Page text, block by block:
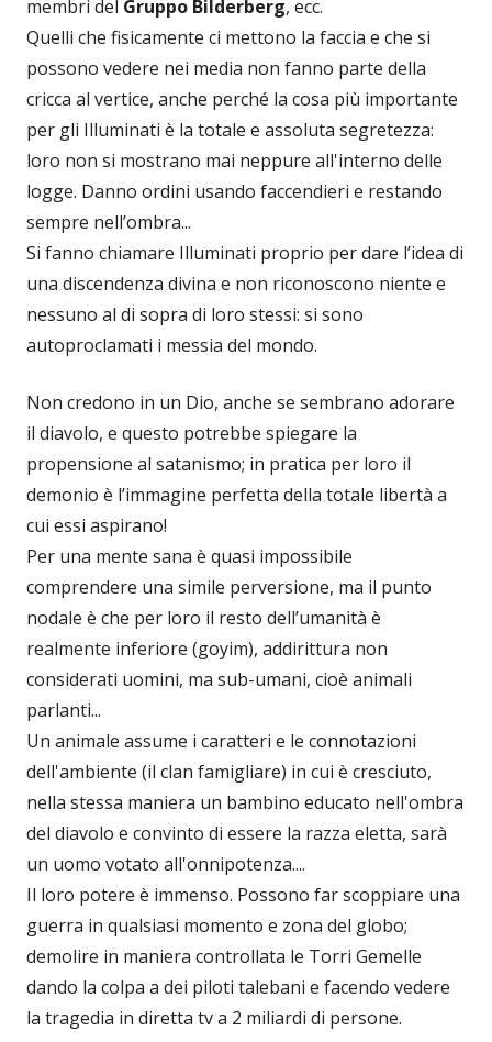
membri del Gruppo Bilderberg, ecc.
Quelli che fisicamente ci mettono la faccia e che si
possono vedere nei media non fanno parte della
cricca al vertice, anche perché la cosa più importante
per gli Illuminati è la totale e assoluta segretezza:
loro non si mostrano mai neppure all'interno delle
logge. Danno ordini usando faccendieri e restando
sempre nell’ombra...
Si fanno chiamare Illuminati proprio per dare l’idea di
una discendenza divina e non riconoscono niente e
nessuno al di sopra di loro stessi: si sono
autoproclamati i messia del mondo.
Non credono in un Dio, anche se sembrano adorare
il diavolo, e questo potrebbe spiegare la
propensione al satanismo; in pratica per loro il
demonio è l’immagine perfetta della totale libertà a
cui essi aspirano!
Per una mente sana è quasi impossibile
comprendere una simile perversione, ma il punto
nodale è che per loro il resto dell’umanità è
realmente inferiore (goyim), addirittura non
considerati uomini, ma sub-umani, cioè animali
parlanti...
Un animale assume i caratteri e le connotazioni
dell'ambiente (il clan famigliare) in cui è cresciuto,
nella stessa maniera un bambino educato nell'ombra
del diavolo e convinto di essere la razza eletta, sarà
un uomo votato all'onnipotenza....
Il loro potere è immenso. Possono far scoppiare una
guerra in qualsiasi momento e zona del globo;
demolire in maniera controllata le Torri Gemelle
dando la colpa a dei piloti talebani e facendo vedere
la tragedia in diretta tv a 2 miliardi di persone.